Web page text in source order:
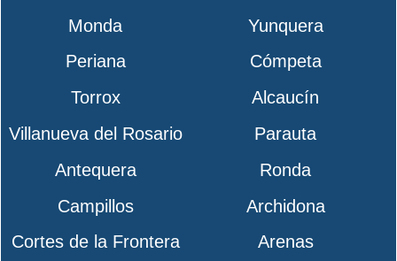
Monda
Yunquera
Periana
Cómpeta
Torrox
Alcaucín
Villanueva del Rosario
Parauta
Antequera
Ronda
Campillos
Archidona
Cortes de la Frontera
Arenas